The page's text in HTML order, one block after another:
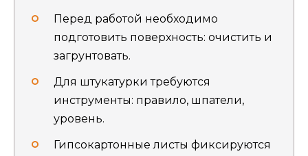
Перед работой необходимо
подготовить поверхность: очистить и
загрунтовать.
Для штукатурки требуются
инструменты: правило, шпатели,
уровень.
Гипсокартонные листы фиксируются